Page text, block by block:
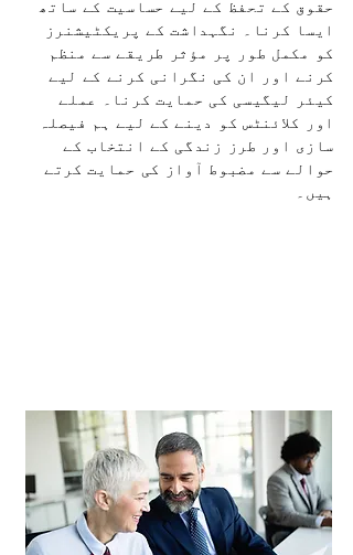
حقوق کے تحفظ کے لیے حساسیت کے ساتھ
ایسا کرنا۔ نگہداشت کے پریکٹیشنرز
کو مکمل طور پر مؤثر طریقے سے منظم
کرنے اور ان کی نگرانی کرنے کے لیے
کیئر لیگیسی کی حمایت کرنا۔ عملے
اور کلائنٹس کو دینے کے لیے ہم فیصلہ
سازی اور طرز زندگی کے انتخاب کے
حوالے سے مضبوط آواز کی حمایت کرتے
ہیں۔